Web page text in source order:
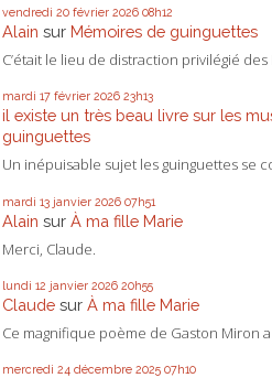
vendredi 20 février 2026 08h12
Alain sur Mémoires de guinguettes
C’était le lieu de distraction privilégié des
mardi 17 février 2026 23h13
il existe un très beau livre sur les
guinguettes
Un inépuisable sujet les guinguettes se
mardi 13 janvier 2026 07h51
Alain sur À ma fille Marie
Merci, Claude.
lundi 12 janvier 2026 20h55
Claude sur À ma fille Marie
Ce magnifique poème de Gaston Miron
mercredi 24 décembre 2025 07h10